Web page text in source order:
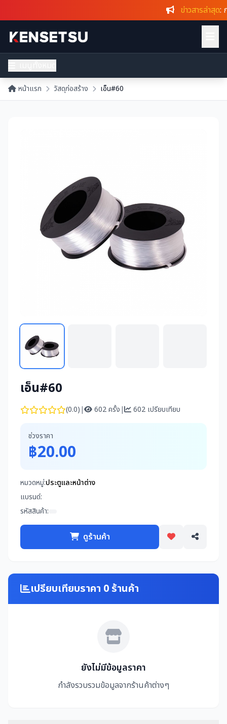
ข่าวสารล่าสุด: ก
หน้าแรก วัสดุก่อสร้าง เอ็น#60
เอ็น#60
(0.0)| 602 ครั้ง| 602 เปรียบเทียบ
ช่วงราคา
฿20.00
หมวดหมู่:ประตูและหน้าต่าง
แบรนด์:
รหัสสินค้า:
ดูร้านค้า
เปรียบเทียบราคา 0 ร้านค้า
ยังไม่มีข้อมูลราคา
กำลังรวบรวมข้อมูลจากร้านค้าต่างๆ